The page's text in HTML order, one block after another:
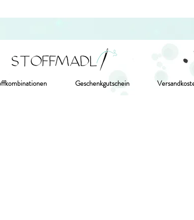
Geschenkgutschein